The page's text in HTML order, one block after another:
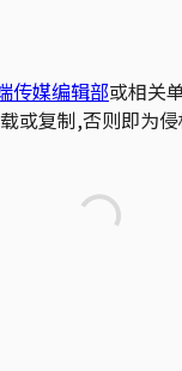
传媒编辑部或相关
或复制,否则即为侵